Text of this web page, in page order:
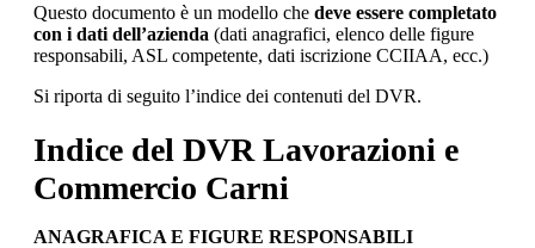
Questo documento è un modello che deve essere completato
con i dati dell’azienda (dati anagrafici, elenco delle figure
responsabili, ASL competente, dati iscrizione CCIIAA, ecc.)
Si riporta di seguito l’indice dei contenuti del DVR.
Indice del DVR Lavorazioni e
Commercio Carni
ANAGRAFICA E FIGURE RESPONSABILI